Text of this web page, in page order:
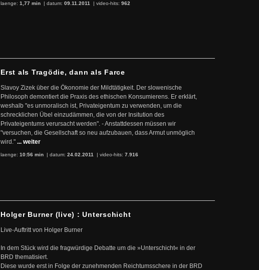
laenge: 1,77 min | datum: 09.11.2011 | video-hits: 962
Erst als Tragödie, dann als Farce
Slavoy Zizek über die Ökonomie der Mildtätigkeit. Der slowenische
Philosoph demontiert die Praxis des ethischen Konsumierens. Er erklärt,
weshalb "es unmoralisch ist, Privateigentum zu verwenden, um die
schrecklichen Übel einzudämmen, die von der Insitution des
Privateigentums verursacht werden". - Anstattdessen müssen wir
"versuchen, die Gesellschaft so neu aufzubauen, dass Armut unmöglich
wird." ... weiter
laenge: 10:56 min | datum: 24.02.2011 | video-hits: 7.916
Holger Burner (live) : Unterschicht
Live-Auftritt von Holger Burner
In dem Stück wird die fragwürdige Debatte um die »Unterschicht« in der
BRD thematisiert.
Diese wurde erst in Folge der zunehmenden Reichtumsschere in der BRD